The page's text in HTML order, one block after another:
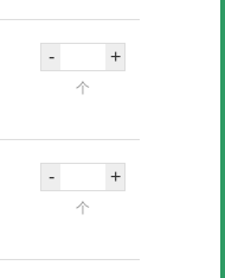
- +
个
- +
个